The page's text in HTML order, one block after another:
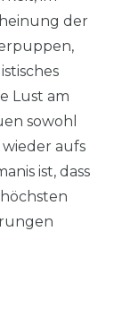
der
Lust am
sowohl
aufs
ist, dass